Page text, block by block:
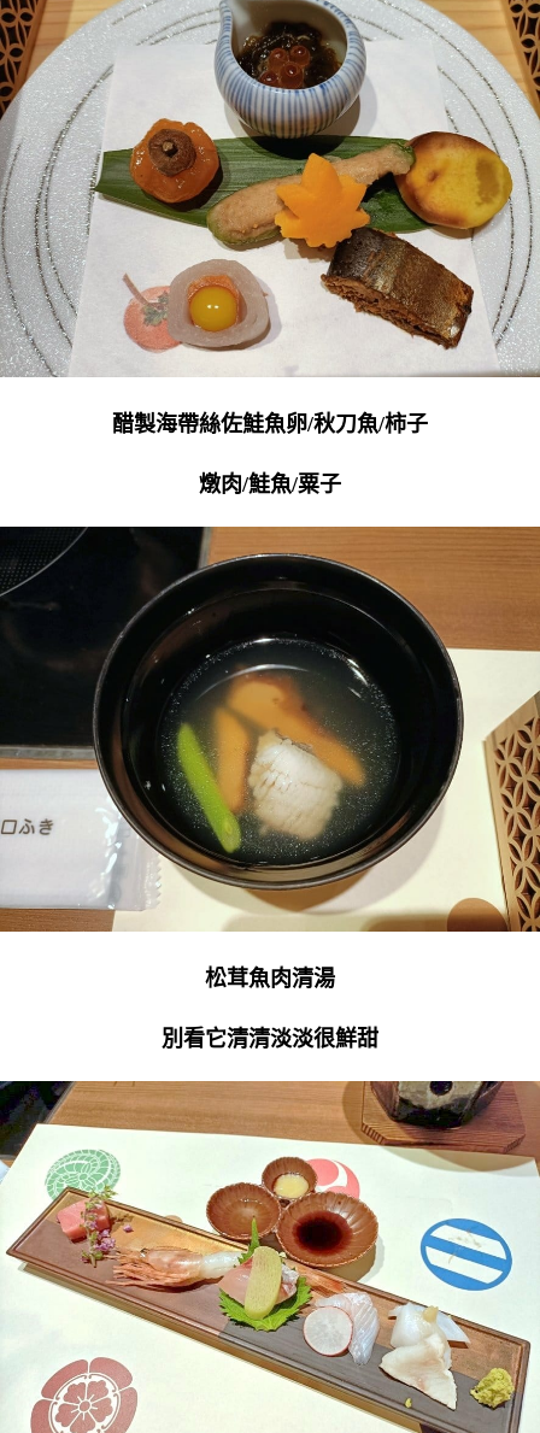
醋製海帶絲佐鮭魚卵/秋刀魚/柿子
燉肉/鮭魚/粟子
松茸魚肉清湯
別看它清清淡淡很鮮甜